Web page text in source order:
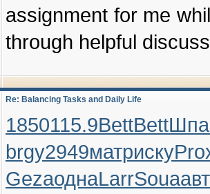
assignment for me
through helpful
Re: Balancing Tasks and Daily Life
1850115.9BettBett
brgy2949матриску
GezaоднаLarrSoua